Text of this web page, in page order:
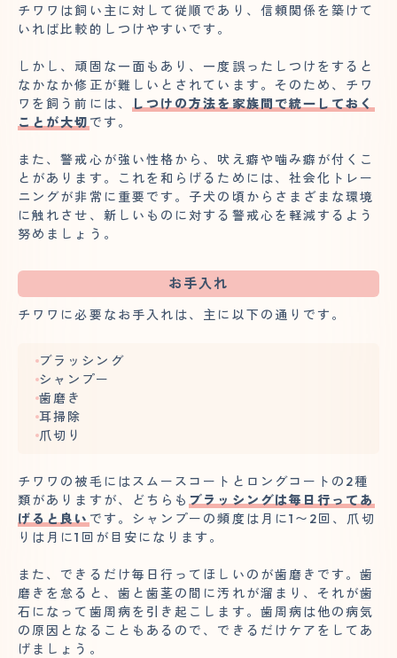
チワワは飼い主に対して従順であり、信頼関係を築けて
いれば比較的しつけやすいです。
しかし、頑固な一面もあり、一度誤ったしつけをすると
なかなか修正が難しいとされています。そのため、チワ
ワを飼う前には、
しつけの方法を家族間で統一しておく
ことが大切 です。
また、警戒心が強い性格から、吠え癖や噛み癖が付くこ
とがあります。これを和らげるためには、社会化トレー
ニングが非常に重要です。子犬の頃からさまざまな環境
に触れさせ、新しいものに対する警戒心を軽減するよう
努めましょう。
お手入れ
チワワに必要なお手入れは、主に以下の通りです。
ブラッシング
シャンプー
歯磨き
耳掃除
爪切り
チワワの被毛にはスムースコートとロングコートの2種
類がありますが、どちらも ブラッシングは毎日行ってあ
げると良い です。シャンプーの頻度は月に1〜2回、爪切
りは月に1回が目安になります。
また、できるだけ毎日行ってほしいのが歯磨きです。歯
磨きを怠ると、歯と歯茎の間に汚れが溜まり、それが歯
石になって歯周病を引き起こします。歯周病は他の病気
の原因となることもあるので、できるだけケアをしてあ
げましょう。